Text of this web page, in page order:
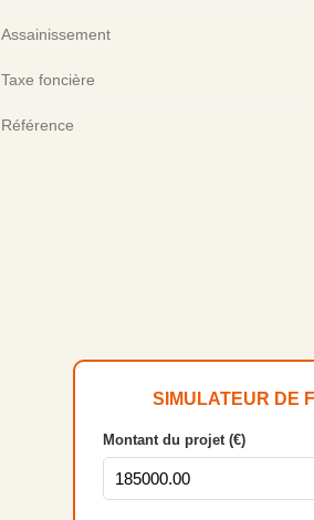
Assainissement
Taxe foncière
Référence
SIMULATEUR DE
Montant du projet (€)